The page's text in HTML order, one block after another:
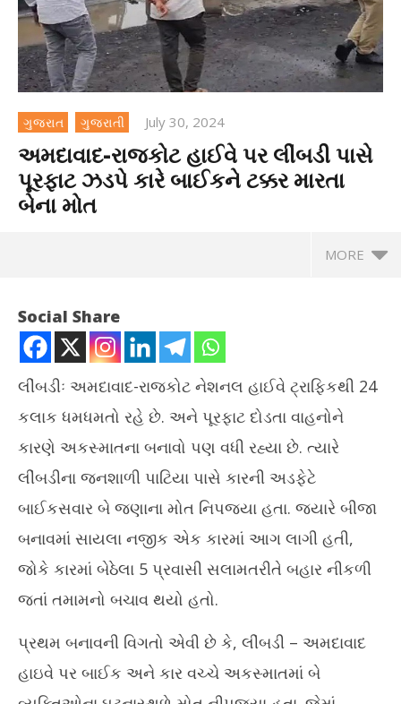
ગુજરાત ગુજરાતી July 30, 2024
અમદાવાદ-રાજકોટ હાઈવે પર લીંબડી પાસે
પૂરફાટ ઝડપે કારે બાઈકને ટક્કર મારતા
બેના મોત
MORE
NOW VIEWING
અમદાવાદ-રાજકોટ હાઈવે પર લીંબડી પાસે પૂરફાટ ઝડપે કારે બાઈકને
ટક્કર મારતા બેના મોત
July
2024
Social Share
લીંબડીઃ અમદાવાદ-રાજકોટ નેશનલ હાઈવે ટ્રાફિકથી 24
કલાક ધમધમતો રહે છે. અને પૂરફાટ દોડતા વાહનોને
કારણે અકસ્માતના બનાવો પણ વધી રહ્યા છે. ત્યારે
લીંબડીના જનશાળી પાટિયા પાસે કારની અડફેટે
બાઈકસવાર બે જણાના મોત નિપજ્યા હતા. જ્યારે બીજા
બનાવમાં સાયલા નજીક એક કારમાં આગ લાગી હતી,
જોકે કારમાં બેઠેલા 5 પ્રવાસી સલામતરીતે બહાર નીકળી
જતાં તમામનો બચાવ થયો હતો.
પ્રથમ બનાવની વિગતો એવી છે કે, લીંબડી – અમદાવાદ
હાઇવે પર બાઈક અને કાર વચ્ચે અકસ્માતમાં બે